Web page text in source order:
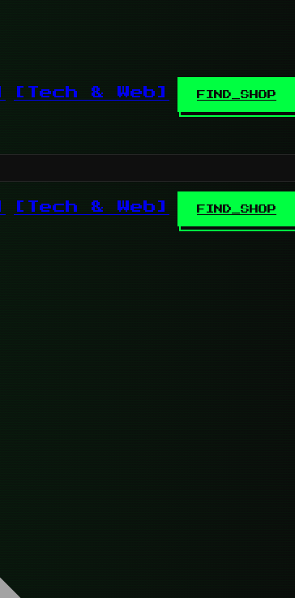
[Tech & Web] FIND_SHOP
[Tech & Web] FIND_SHOP